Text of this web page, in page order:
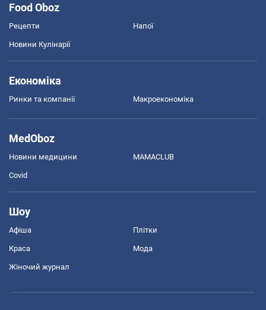
Food Oboz
Рецепти Напої
Новини Кулінарії
Економіка
Ринки та компанії Макроекономіка
MedOboz
Новини медицини MAMACLUB
Covid
Шоу
Афіша Плітки
Краса Мода
Жіночий журнал